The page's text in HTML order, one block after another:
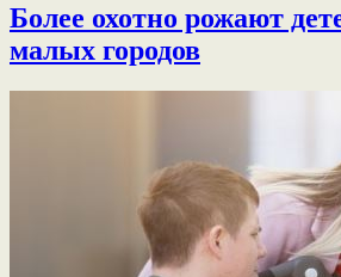
Более охотно рожают
малых городов